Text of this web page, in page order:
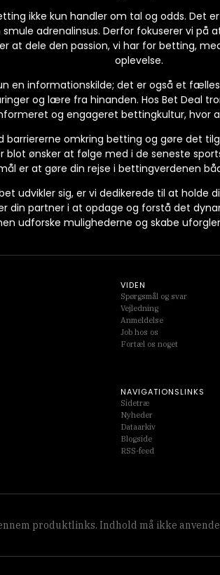
ikke kun handler om tal og odds. Det
adrenalinsus. Derfor fokuserer vi på
at dele den passion, vi har for betting,
oplevelse.
en informationskilde; det er også et
og lære fra hinanden. Hos Bet Deal
og engageret bettingkultur, hvor
barriererne omkring betting og gøre det
ønsker at følge med i de seneste
er at gøre din rejse i bettingverdenen
udvikler sig, er vi dedikerede til at holde
din partner i at opdage og forstå det
udforske mulighederne og skabe
produktlinks. Indhold må ikke
VIDEN
Spørgsmål og svar
Vejledning
Anmeldelse
Job hos os
Fortæl os noget
NAVIGATIONSLINKS
Sidetræ
Nyheder
Dataarkiv
Blogside
RSS-feed